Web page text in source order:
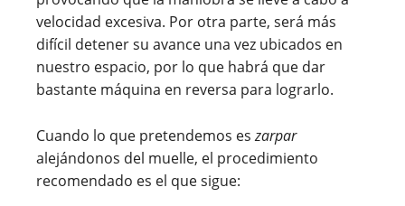
velocidad excesiva. Por otra parte, será más
difícil detener su avance una vez ubicados en
nuestro espacio, por lo que habrá que dar
bastante máquina en reversa para lograrlo.
Cuando lo que pretendemos eszarpar
alejándonos del muelle, el procedimiento
recomendado es el que sigue: